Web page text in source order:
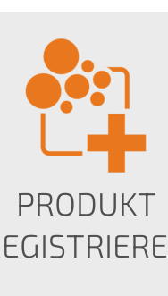
PRODUKT